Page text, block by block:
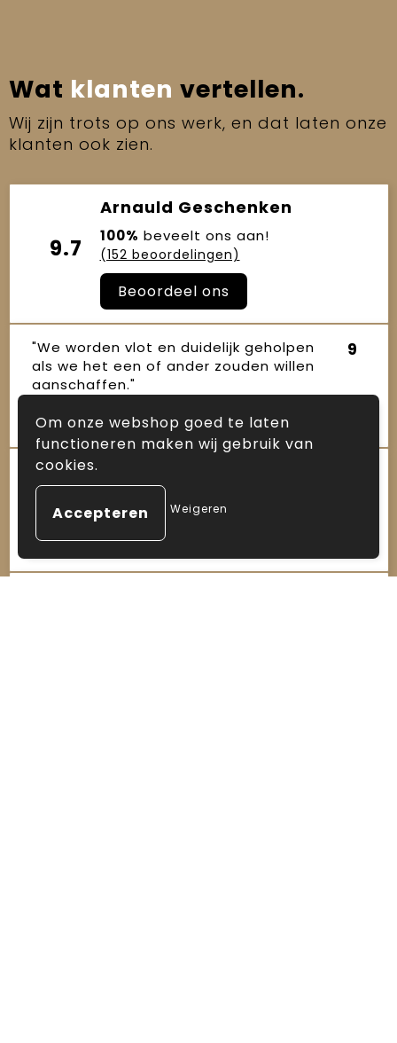
Wat klanten vertellen.
Wij zijn trots op ons werk, en dat laten onze
klanten ook zien.
9.7
Arnauld Geschenken
100% beveelt ons aan!
(152 beoordelingen)
Beoordeel ons
"We worden vlot en duidelijk geholpen
als we het een of ander zouden willen
aanschaffen."
9
Joop Robertus 16 oktober 2025
"De samenwerking bevalt uitstekend.
Het contact is altijd persoonlijk en
prettig – je merkt dat ze éc..."
Janet16 oktober 2025
Om onze webshop goed te laten
functioneren maken wij gebruik van
cookies.
Weigeren